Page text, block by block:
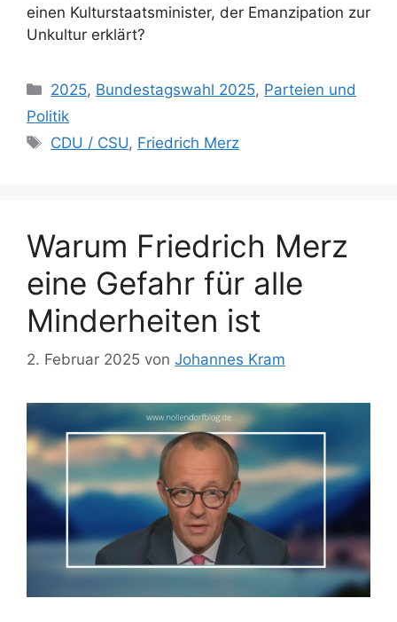
einen Kulturstaatsminister, der Emanzipation zur
Unkultur erklärt?
Kategorien
2025, Bundestagswahl 2025, Parteien und
Politik
Schlagwörter
CDU / CSU, Friedrich Merz
Warum Friedrich Merz
eine Gefahr für alle
Minderheiten ist
2. Februar 2025 von Johannes Kram